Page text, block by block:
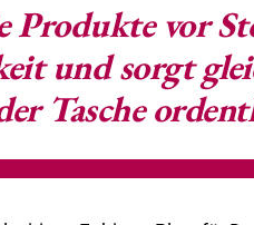
Produkte vor
und sorgt
Tasche